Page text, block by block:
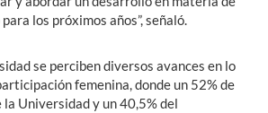
los próximos años”, señaló.
se perciben diversos avances en lo
femenina, donde un 52% de
Universidad y un 40,5% del